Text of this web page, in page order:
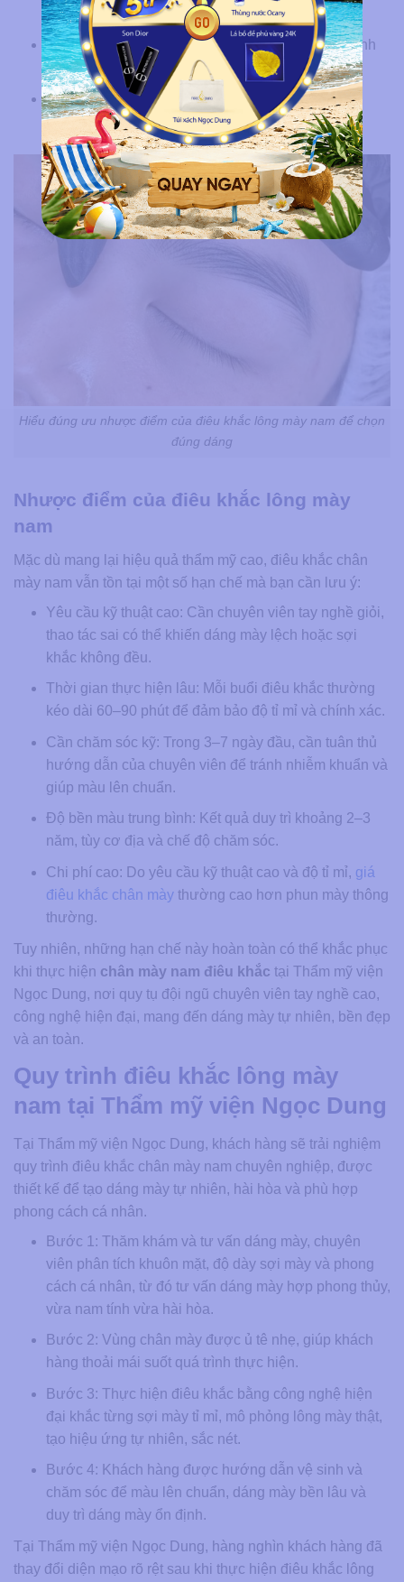
hiện thần thái tự tin.
Duy trì form dáng lâu dài, giữ vẻ gọn gàng, nam tính
mà không cần chỉnh sửa thường xuyên.
Dáng mày chuẩn phong thủy giúp cân bằng ngũ
hành, thu hút vận khí và may mắn.
Hiểu đúng ưu nhược điểm của điêu khắc lông mày nam để chọn
đúng dáng
Nhược điểm của điêu khắc lông mày
nam
Mặc dù mang lại hiệu quả thẩm mỹ cao, điêu khắc chân
mày nam vẫn tồn tại một số hạn chế mà bạn cần lưu ý:
Yêu cầu kỹ thuật cao: Cần chuyên viên tay nghề giỏi,
thao tác sai có thể khiến dáng mày lệch hoặc sợi
khắc không đều.
Thời gian thực hiện lâu: Mỗi buổi điêu khắc thường
kéo dài 60–90 phút để đảm bảo độ tỉ mỉ và chính xác.
Cần chăm sóc kỹ: Trong 3–7 ngày đầu, cần tuân thủ
hướng dẫn của chuyên viên để tránh nhiễm khuẩn và
giúp màu lên chuẩn.
Độ bền màu trung bình: Kết quả duy trì khoảng 2–3
năm, tùy cơ địa và chế độ chăm sóc.
Chi phí cao: Do yêu cầu kỹ thuật cao và độ tỉ mỉ, giá
điêu khắc chân màythường cao hơn phun mày thông
thường.
Tuy nhiên, những hạn chế này hoàn toàn có thể khắc phục
khi thực hiện chân mày nam điêu khắc tại Thẩm mỹ viện
Ngọc Dung, nơi quy tụ đội ngũ chuyên viên tay nghề cao,
công nghệ hiện đại, mang đến dáng mày tự nhiên, bền đẹp
và an toàn.
Quy trình điêu khắc lông mày
nam tại Thẩm mỹ viện Ngọc Dung
Tại Thẩm mỹ viện Ngọc Dung, khách hàng sẽ trải nghiệm
quy trình điêu khắc chân mày nam chuyên nghiệp, được
thiết kế để tạo dáng mày tự nhiên, hài hòa và phù hợp
phong cách cá nhân.
Bước 1: Thăm khám và tư vấn dáng mày, chuyên
viên phân tích khuôn mặt, độ dày sợi mày và phong
cách cá nhân, từ đó tư vấn dáng mày hợp phong thủy,
vừa nam tính vừa hài hòa.
Bước 2: Vùng chân mày được ủ tê nhẹ, giúp khách
hàng thoải mái suốt quá trình thực hiện.
Bước 3: Thực hiện điêu khắc bằng công nghệ hiện
đại khắc từng sợi mày tỉ mỉ, mô phỏng lông mày thật,
tạo hiệu ứng tự nhiên, sắc nét.
Bước 4: Khách hàng được hướng dẫn vệ sinh và
chăm sóc để màu lên chuẩn, dáng mày bền lâu và
duy trì dáng mày ổn định.
Tại Thẩm mỹ viện Ngọc Dung, hàng nghìn khách hàng đã
thay đổi diện mạo rõ rệt sau khi thực hiện điêu khắc lông